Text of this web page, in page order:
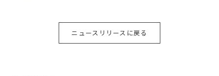
ニュースリリースに戻る